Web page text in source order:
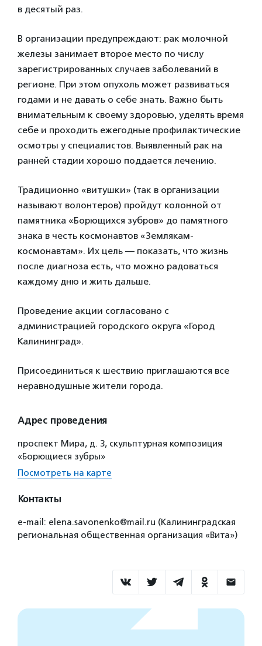
в десятый раз.
В организации предупреждают: рак молочной
железы занимает второе место по числу
зарегистрированных случаев заболеваний в
регионе. При этом опухоль может развиваться
годами и не давать о себе знать. Важно быть
внимательным к своему здоровью, уделять время
себе и проходить ежегодные профилактические
осмотры у специалистов. Выявленный рак на
ранней стадии хорошо поддается лечению.
Традиционно «витушки» (так в организации
называют волонтеров) пройдут колонной от
памятника «Борющихся зубров» до памятного
знака в честь космонавтов «Землякам-
космонавтам». Их цель — показать, что жизнь
после диагноза есть, что можно радоваться
каждому дню и жить дальше.
Проведение акции согласовано с
администрацией городского округа «Город
Калининград».
Присоединиться к шествию приглашаются все
неравнодушные жители города.
Адрес проведения
проспект Мира, д. 3, скульптурная композиция
«Борющиеся зубры»
Посмотреть на карте
Контакты
e-mail: elena.savonenko@mail.ru (Калининградская
региональная общественная организация «Вита»)